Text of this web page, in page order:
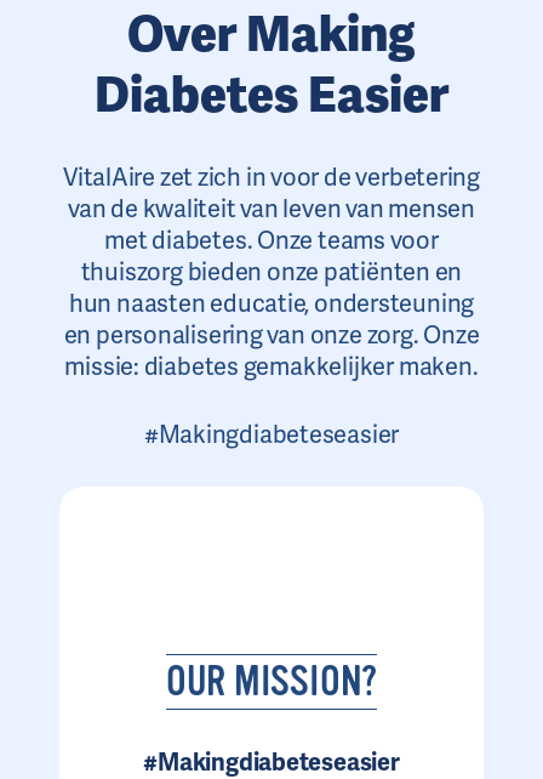
Over Making
Diabetes Easier
VitalAire zet zich in voor de verbetering
van de kwaliteit van leven van mensen
met diabetes. Onze teams voor
thuiszorg bieden onze patiënten en
hun naasten educatie, ondersteuning
en personalisering van onze zorg. Onze
missie: diabetes gemakkelijker maken.
#Makingdiabeteseasier
OUR MISSION?
#Makingdiabeteseasier